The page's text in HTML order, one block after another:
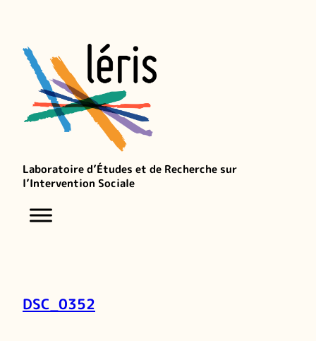
Laboratoire d’Études et de Recherche sur
l’Intervention Sociale
DSC_0352